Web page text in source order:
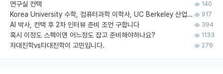
연구실 컨택 140
Korea University 수학, 컴퓨터과학 이학사, UC Berkeley 산업공학 대학원 공학박사가 되는 것은 쉽지 않겠죠? 917
AI 박사, 컨택 후 2차 인터뷰 준비 조언 구합니다 394
혹시 이정도 스펙이면 어느정도 잡고 준비해야하나요? 1133
자대진학vs타대진학이 고민입니다. 276